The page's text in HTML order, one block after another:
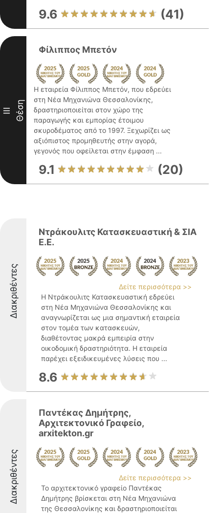
9.6 (41)
III Θέση
Φίλιππος Μπετόν
Η εταιρεία Φίλιππος Μπετόν, που εδρεύει
στη Νέα Μηχανιώνα Θεσσαλονίκης,
δραστηριοποιείται στον χώρο της
παραγωγής και εμπορίας έτοιμου
σκυροδέματος από το 1997. Ξεχωρίζει ως
αξιόπιστος προμηθευτής στην αγορά,
γεγονός που οφείλεται στην έμφαση ...
9.1 (20)
Διακριθέντες
Ντράκουλιτς Κατασκευαστική & ΣΙΑ
Ε.Ε.
Δείτε περισσότερα >>
Η Ντράκουλιτς Κατασκευαστική εδρεύει
στη Νέα Μηχανιώνα Θεσσαλονίκης και
αναγνωρίζεται ως μια σημαντική εταιρεία
στον τομέα των κατασκευών,
διαθέτοντας μακρά εμπειρία στην
οικοδομική δραστηριότητα. Η εταιρεία
παρέχει εξειδικευμένες λύσεις που ...
8.6
Διακριθέντες
Παντέκας Δημήτρης,
Αρχιτεκτονικό Γραφείο,
arxitekton.gr
Δείτε περισσότερα >>
Το αρχιτεκτονικό γραφείο Παντέκας
Δημήτρης βρίσκεται στη Νέα Μηχανιώνα
της Θεσσαλονίκης και δραστηριοποιείται